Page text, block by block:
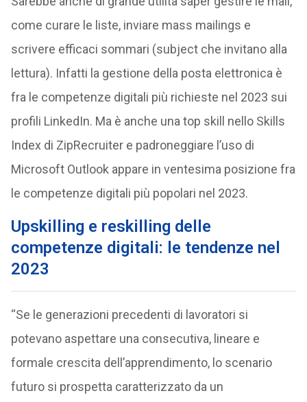
come curare le liste, inviare mass mailings e
scrivere efficaci sommari (subject che invitano alla
lettura). Infatti la gestione della posta elettronica è
fra le competenze digitali più richieste nel 2023 sui
profili LinkedIn. Ma è anche una top skill nello Skills
Index di ZipRecruiter e padroneggiare l’uso di
Microsoft Outlook appare in ventesima posizione fra
le competenze digitali più popolari nel 2023.
Upskilling e reskilling delle
competenze digitali: le tendenze nel
2023
“Se le generazioni precedenti di lavoratori si
potevano aspettare una consecutiva, lineare e
formale crescita dell’apprendimento, lo scenario
futuro si prospetta caratterizzato da un